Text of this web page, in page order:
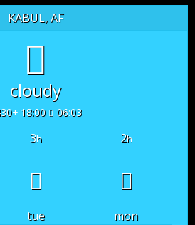
KABUL, AF
cloudy
06:03
18:00 +0430
2h
3h
mon
tue